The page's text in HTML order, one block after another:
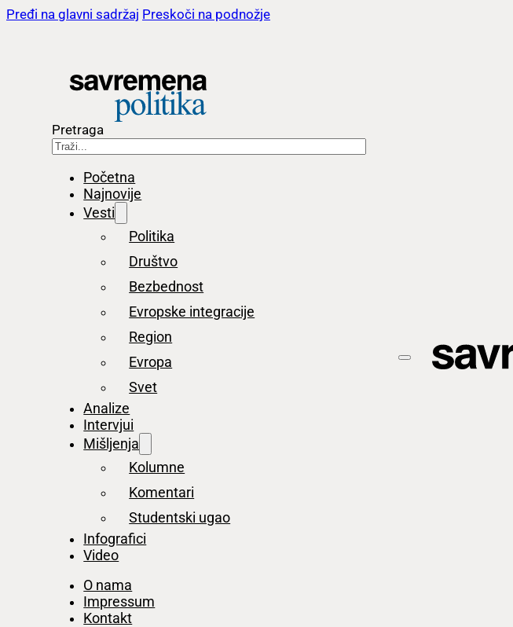
Pređi na glavni sadržaj Preskoči na podnožje
Pretraga
Početna
Najnovije
Vesti
Politika
Društvo
Bezbednost
Evropske integracije
Region
Evropa
Svet
Analize
Intervjui
Mišljenja
Kolumne
Komentari
Studentski ugao
Infografici
Video
O nama
Impressum
Kontakt